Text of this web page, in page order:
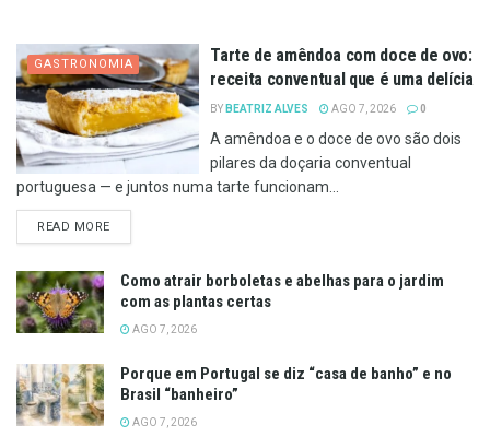
GASTRONOMIA
Tarte de amêndoa com doce de ovo:
receita conventual que é uma delícia
BY BEATRIZ ALVES AGO 7, 2026 0
A amêndoa e o doce de ovo são dois
pilares da doçaria conventual
portuguesa — e juntos numa tarte funcionam...
READ MOREDETAILS
Como atrair borboletas e abelhas para o jardim
com as plantas certas
AGO 7, 2026
Porque em Portugal se diz “casa de banho” e no
Brasil “banheiro”
AGO 7, 2026